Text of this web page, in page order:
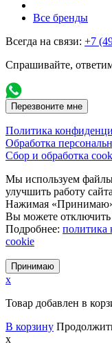
Все бренды
Всегда на связи: +7
Спрашивайте,
Перезвоните мне
Политика
Обработка
Сбор и обработка
Мы используем
улучшить работу
Нажимая
Вы можете отключить
Подробнее: политика
cookie
Принимаю
x
Товар добавлен в
В корзину
x